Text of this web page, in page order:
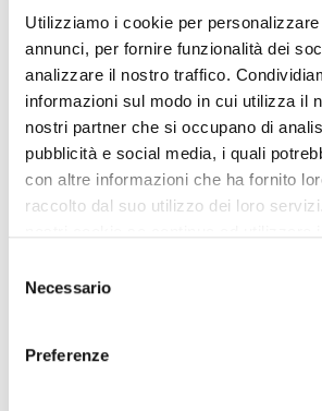
Utilizziamo i cookie per
annunci, per fornire funzionalità dei
analizzare il nostro traffico.
informazioni sul modo in cui utilizza il
nostri partner che si occupano di
pubblicità e social media, i quali
con altre informazioni che ha fornito
raccolto dal suo utilizzo dei loro
delNecessario
Preferenze